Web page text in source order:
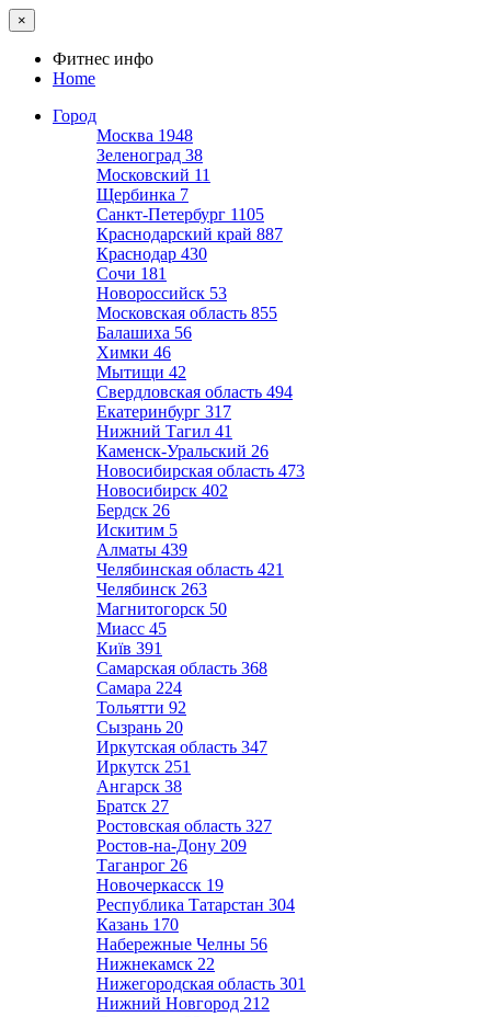
×
Фитнес инфо
Home
Город
Москва 1948
Зеленоград 38
Московский 11
Щербинка 7
Санкт-Петербург 1105
Краснодарский край 887
Краснодар 430
Сочи 181
Новороссийск 53
Московская область 855
Балашиха 56
Химки 46
Мытищи 42
Свердловская область 494
Екатеринбург 317
Нижний Тагил 41
Каменск-Уральский 26
Новосибирская область 473
Новосибирск 402
Бердск 26
Искитим 5
Алматы 439
Челябинская область 421
Челябинск 263
Магнитогорск 50
Миасс 45
Київ 391
Самарская область 368
Самара 224
Тольятти 92
Сызрань 20
Иркутская область 347
Иркутск 251
Ангарск 38
Братск 27
Ростовская область 327
Ростов-на-Дону 209
Таганрог 26
Новочеркасск 19
Республика Татарстан 304
Казань 170
Набережные Челны 56
Нижнекамск 22
Нижегородская область 301
Нижний Новгород 212